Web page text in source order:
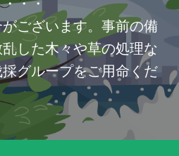
ございます。事前の備
した木々や草の処理な
グループをご用命くだ